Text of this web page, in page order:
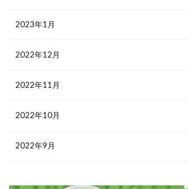
2023年1月
2022年12月
2022年11月
2022年10月
2022年9月